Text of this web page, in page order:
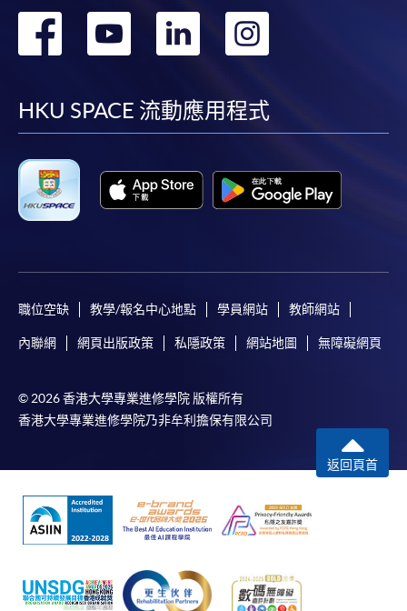
親身報名/郵遞
凡以「先到先得」為取錄方式的課程，請填妥
SF26報名表，親往
費以及所需證明文件呈交。
申請學歷頒授及專業課程可能需要其他資料，報名
表格後，請連同報名費/學費以及所需證明文件親
往報名中心或以郵遞方式遞交。
報讀同一學歷頒授課程內其他單元
​學院為學歷頒授課程特設「註冊及學費通知」，適
課程負責人會為學員送上「註冊及學費通知」
(「通知」)，請填妥有關「通知」，並親往報名中
心或以郵遞方式，遞交「通知」及繳交所需費用。
轉
facebook
轉
youtube
轉
linkedin
轉
HKU SPACE 流動應用程式
職位空缺 教學/報名中心地點 學員網站 教師網站
內聯網 網頁出版政策 私隱政策 網站地圖 無障礙網頁
© 2026 香港大學專業進修學院 版權所有
香港大學專業進修學院乃非牟利擔保有限公司
返回頁首